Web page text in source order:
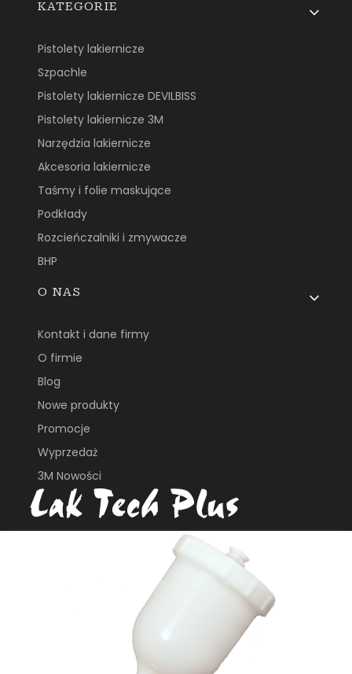
KATEGORIE
Pistolety lakiernicze
Szpachle
Pistolety lakiernicze DEVILBISS
Pistolety lakiernicze 3M
Narzędzia lakiernicze
Akcesoria lakiernicze
Taśmy i folie maskujące
Podkłady
Rozcieńczalniki i zmywacze
BHP
O NAS
Kontakt i dane firmy
O firmie
Blog
Nowe produkty
Promocje
Wyprzedaż
3M Nowości